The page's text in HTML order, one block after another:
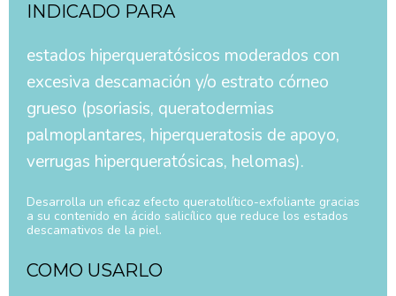
INDICADO PARA
estados hiperqueratósicos moderados con
excesiva descamación y/o estrato córneo
grueso (psoriasis, queratodermias
palmoplantares, hiperqueratosis de apoyo,
verrugas hiperqueratósicas, helomas).
Desarrolla un eficaz efecto queratolítico-exfoliante gracias
a su contenido en ácido salicílico que reduce los estados
descamativos de la piel.
COMO USARLO